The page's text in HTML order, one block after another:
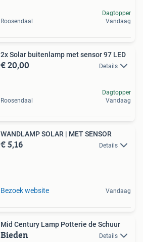
Roosendaal
Dagtopper
Vandaag
2x Solar buitenlamp met sensor 97 LED
€ 20,00 Details
Roosendaal
Dagtopper
Vandaag
WANDLAMP SOLAR | MET SENSOR
€ 5,16 Details
Bezoek website Vandaag
Mid Century Lamp Potterie de Schuur
Bieden Details